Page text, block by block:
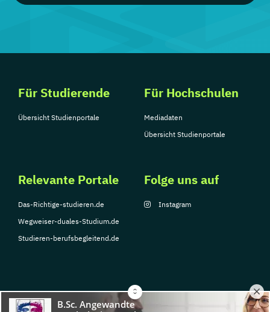
Für Studierende
Übersicht Studienportale
Für Hochschulen
Mediadaten
Übersicht Studienportale
Relevante Portale
Das-Richtige-studieren.de
Wegweiser-duales-Studium.de
Studieren-berufsbegleitend.de
Folge uns auf
Instagram